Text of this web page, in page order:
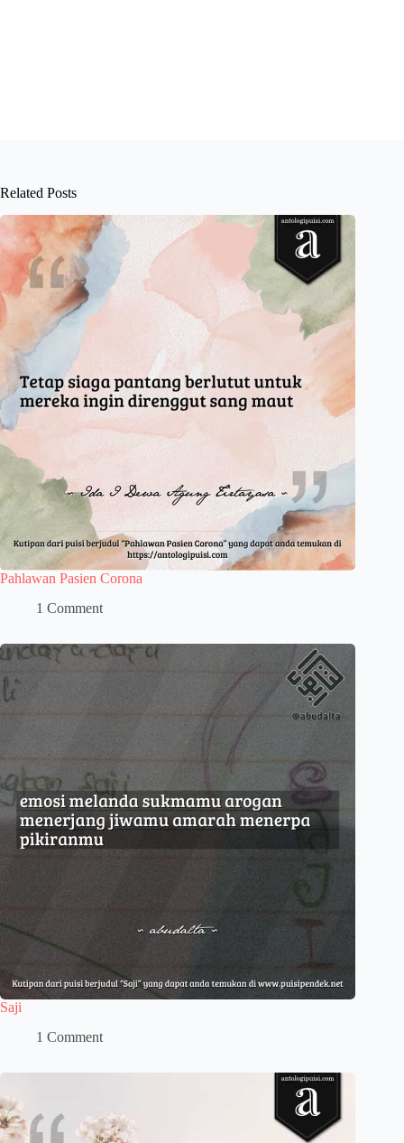
Related Posts
Pahlawan Pasien Corona
1 Comment
Saji
1 Comment